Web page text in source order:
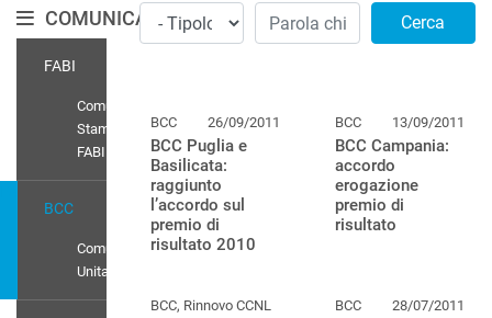
COMUNICATI
FABI
Comunicati
Stampa
FABI
BCC
Comunicato
Unitario
Cerca
BCC 26/09/2011
BCC Puglia e
Basilicata:
raggiunto
l’accordo sul
premio di
risultato 2010
BCC 13/09/2011
BCC Campania:
accordo
erogazione
premio di
risultato
BCC, Rinnovo CCNL
BCC 28/07/2011